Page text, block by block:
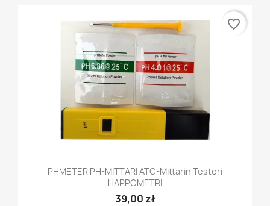
PHMETER PH-MITTARI ATC-Mittarin Testeri
HAPPOMETRI
39,00 zł
favorite_border